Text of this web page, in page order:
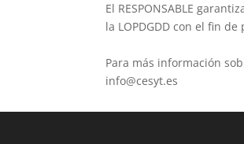
El RESPONSABLE
la LOPDGDD con el fin
Para más información
info@cesyt.es